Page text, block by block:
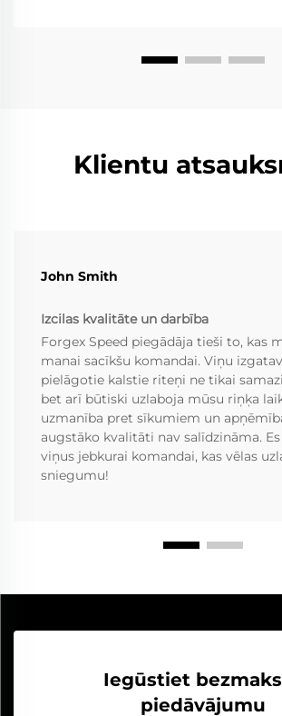
Klientu
John Smith
Izcilas kvalitāte un darbība
Forgex Speed piegādāja tieši to, kas
manai sacīkšu komandai. Viņu
pielāgotie kalstie riteņi ne tikai
bet arī būtiski uzlaboja mūsu riņķa
uzmanība pret sīkumiem un
augstāko kvalitāti nav salīdzināma.
viņus jebkurai komandai, kas vēlas
sniegumu!
Iegūstiet
piedāvājumu